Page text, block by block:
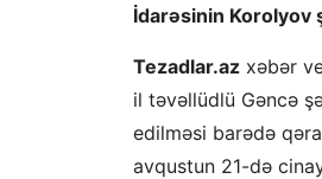
İdarəsinin Korolyov
Tezadlar.az xəbər
il təvəllüdlü Gəncə
edilməsi barədə
avqustun 21-də